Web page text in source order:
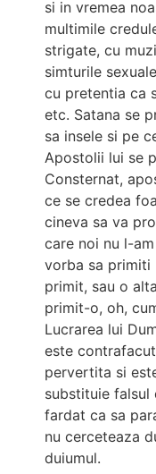
si in vremea
multimile
strigate, cu
simturile
cu pretentia ca
etc. Satana se
sa insele si pe
Apostolii lui se
Consternat,
ce se credea
cineva sa va
care noi nu l-
vorba sa primiti
primit, sau o
primit-o, oh,
Lucrarea lui
este
pervertita si
substituie falsul
fardat ca sa
nu cerceteaza
duiumul.